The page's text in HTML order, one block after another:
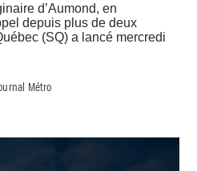
d’Aumond, en
depuis plus de deux
(SQ) a lancé mercredi
Métro